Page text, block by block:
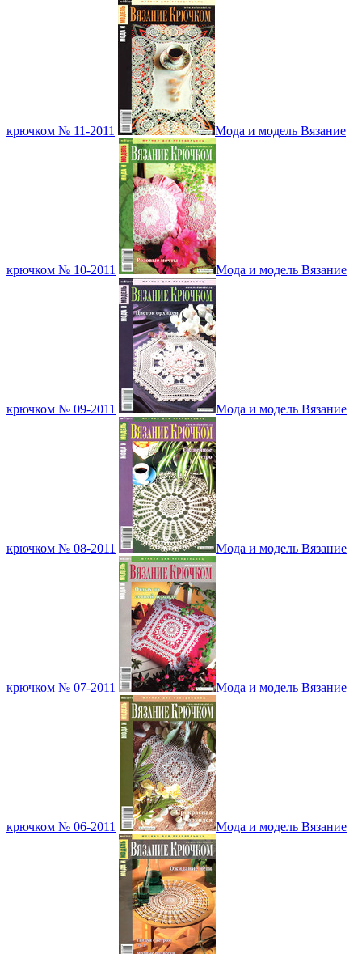
крючком № 11-2011 Мода и модель Вязание
крючком № 10-2011 Мода и модель Вязание
крючком № 09-2011 Мода и модель Вязание
крючком № 08-2011 Мода и модель Вязание
крючком № 07-2011 Мода и модель Вязание
крючком № 06-2011 Мода и модель Вязание